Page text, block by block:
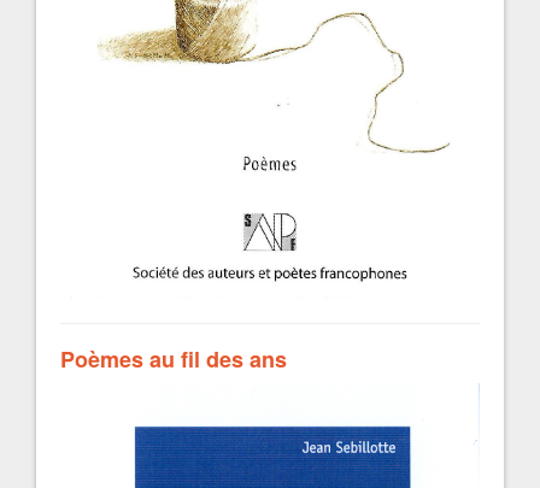
Poèmes au fil des ans